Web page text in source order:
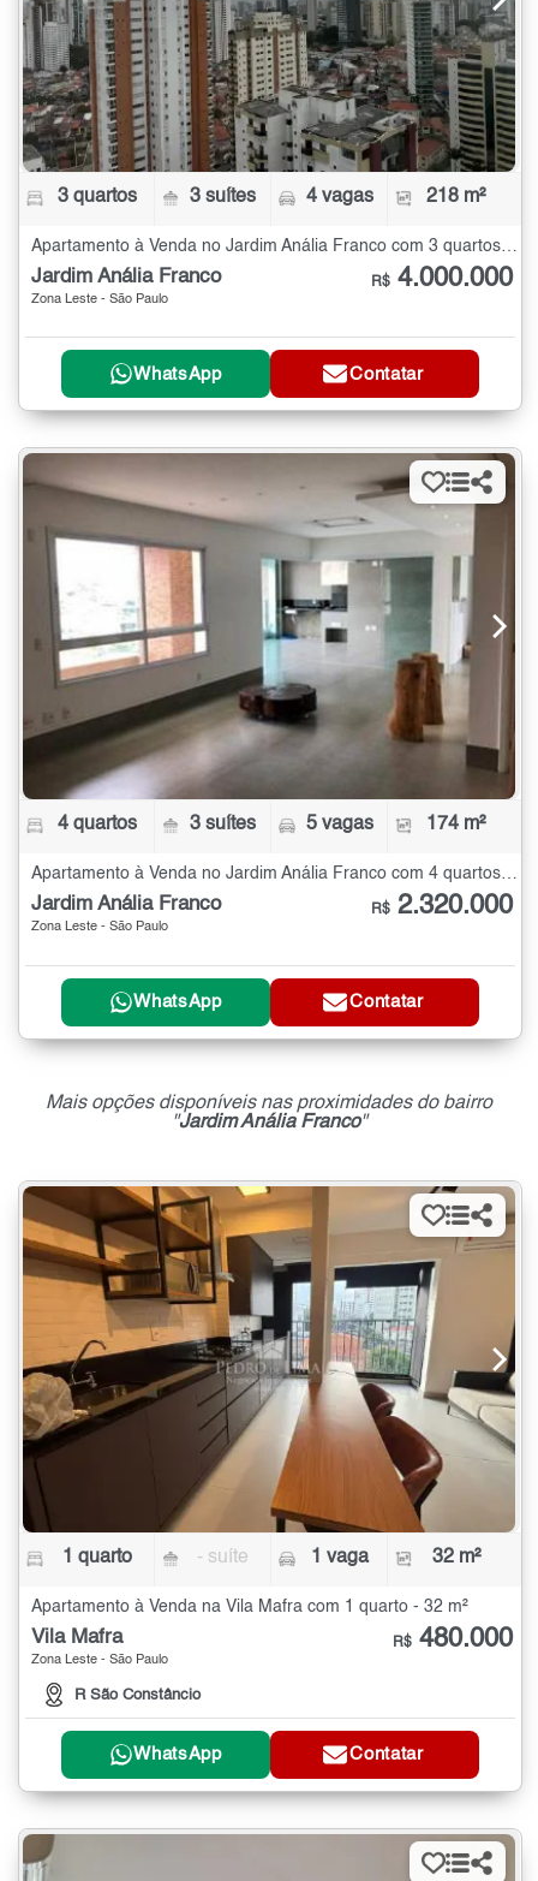
3 quartos 3 suítes 4 vagas 218 m²
Apartamento à Venda no Jardim Anália Franco com 3 quartos - 218 m²
Jardim Anália Franco
Zona Leste - São Paulo
R$ 4.000.000
WhatsApp Contatar
4 quartos 3 suítes 5 vagas 174 m²
Apartamento à Venda no Jardim Anália Franco com 4 quartos - 174 m²
Jardim Anália Franco
Zona Leste - São Paulo
R$ 2.320.000
WhatsApp Contatar
Mais opções disponíveis nas proximidades do bairro
"Jardim Anália Franco"
1 quarto - suíte 1 vaga 32 m²
Apartamento à Venda na Vila Mafra com 1 quarto - 32 m²
Vila Mafra
Zona Leste - São Paulo
R São Constâncio
R$ 480.000
WhatsApp Contatar